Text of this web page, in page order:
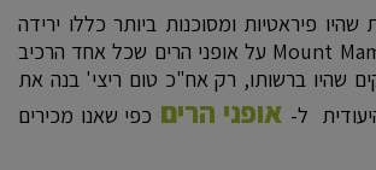
שהיו פיראטיות ומסוכנות ביותר כללו ירידה
מטורפת מ Mount Mammoth על אופני הרים שכל אחד הרכיב
שהיו ברשותו, רק אח"כ טום ריצי' בנה את
ל- אופני הרים כפי שאנו מכירים